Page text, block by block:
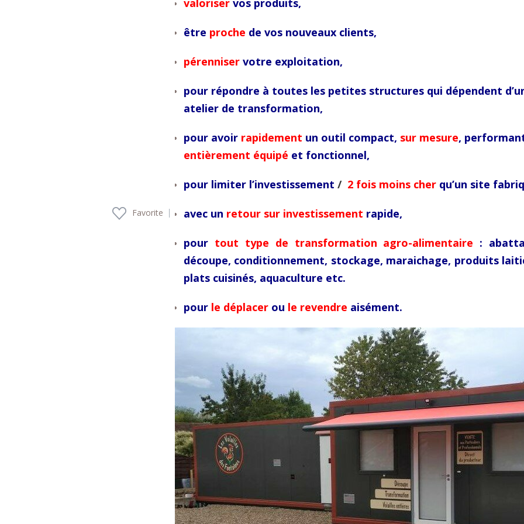
Favorite
valoriser vos produits,
être proche de vos nouveaux clients,
pérenniser votre exploitation,
pour répondre à toutes les petites structures qui dépendent
atelier de transformation,
pour avoir rapidement un outil compact, sur mesure,
entièrement équipé et fonctionnel,
pour limiter l’investissement / 2 fois moins cher qu’un site
avec un retour sur investissement rapide,
pour tout type de transformation agro-alimentaire :
découpe, conditionnement, stockage, maraichage, produits
plats cuisinés, aquaculture etc.
pour le déplacer ou le revendre aisément.